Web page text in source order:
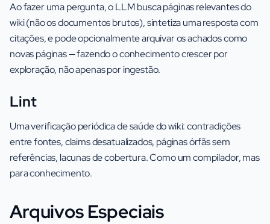
Ao fazer uma pergunta, o LLM busca páginas relevantes do
wiki (não os documentos brutos), sintetiza uma resposta com
citações, e pode opcionalmente arquivar os achados como
novas páginas — fazendo o conhecimento crescer por
exploração, não apenas por ingestão.
Lint
Uma verificação periódica de saúde do wiki: contradições
entre fontes, claims desatualizados, páginas órfãs sem
referências, lacunas de cobertura. Como um compilador, mas
para conhecimento.
Arquivos Especiais